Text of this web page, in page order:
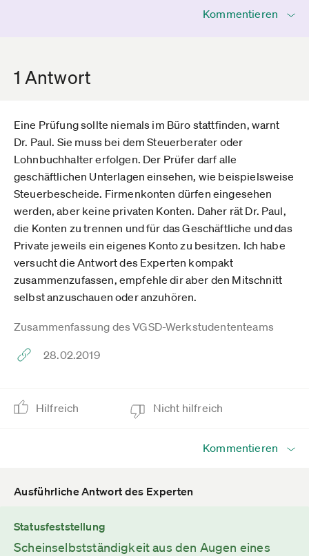
Kommentieren
1 Antwort
Eine Prüfung sollte niemals im Büro stattfinden, warnt
Dr. Paul. Sie muss bei dem Steuerberater oder
Lohnbuchhalter erfolgen. Der Prüfer darf alle
geschäftlichen Unterlagen einsehen, wie beispielsweise
Steuerbescheide. Firmenkonten dürfen eingesehen
werden, aber keine privaten Konten. Daher rät Dr. Paul,
die Konten zu trennen und für das Geschäftliche und das
Private jeweils ein eigenes Konto zu besitzen. Ich habe
versucht die Antwort des Experten kompakt
zusammenzufassen, empfehle dir aber den Mitschnitt
selbst anzuschauen oder anzuhören.
Zusammenfassung des VGSD-Werkstudententeams
28.02.2019
Hilfreich Nicht hilfreich
Kommentieren
Ausführliche Antwort des Experten
Statusfeststellung
Scheinselbstständigkeit aus den Augen eines